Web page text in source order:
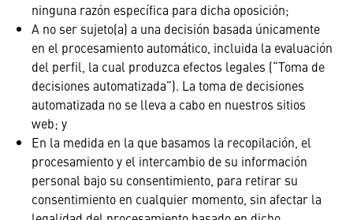
ninguna razón específica para dicha oposición;
A no ser sujeto(a) a una decisión basada únicamente
en el procesamiento automático, incluida la evaluación
del perfil, la cual produzca efectos legales (“Toma de
decisiones automatizada”). La toma de decisiones
automatizada no se lleva a cabo en nuestros sitios
web; y
En la medida en la que basamos la recopilación, el
procesamiento y el intercambio de su información
personal bajo su consentimiento, para retirar su
consentimiento en cualquier momento, sin afectar la